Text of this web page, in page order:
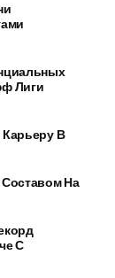
Лиги
В
На
С